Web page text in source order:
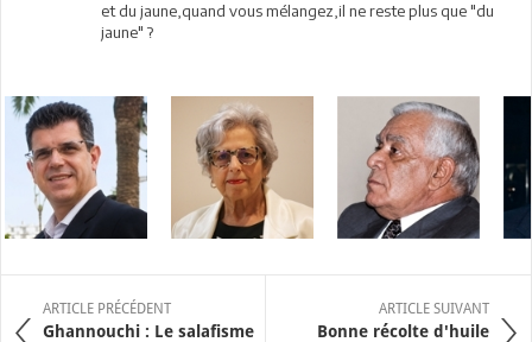
et du jaune,quand vous mélangez,il ne reste plus que "du
jaune" ?
ARTICLE PRÉCÉDENT
Ghannouchi : Le salafisme
ARTICLE SUIVANT
Bonne récolte d'huile